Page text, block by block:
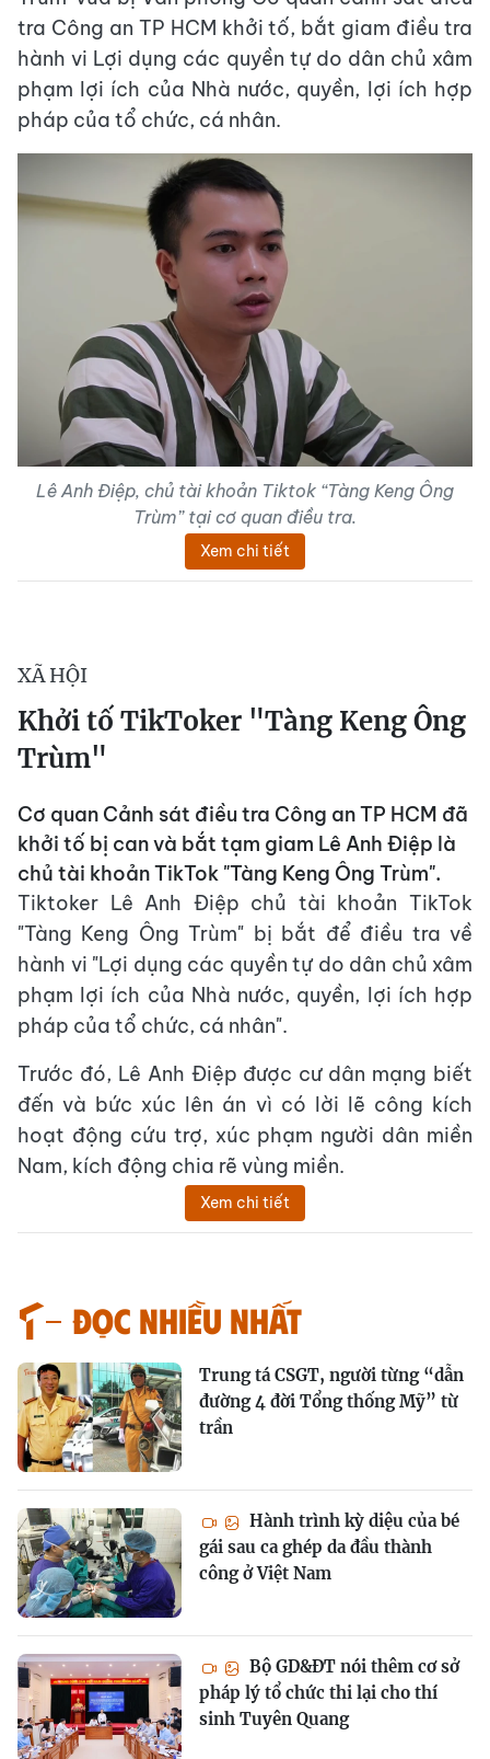
tra Công an TP HCM khởi tố, bắt giam điều tra
hành vi Lợi dụng các quyền tự do dân chủ xâm
phạm lợi ích của Nhà nước, quyền, lợi ích hợp
pháp của tổ chức, cá nhân.
Lê Anh Điệp, chủ tài khoản Tiktok “Tàng Keng Ông
Trùm” tại cơ quan điều tra.
Xem chi tiết
XÃ HỘI
Khởi tố TikToker "Tàng Keng Ông
Trùm"
Cơ quan Cảnh sát điều tra Công an TP HCM đã
khởi tố bị can và bắt tạm giam Lê Anh Điệp là
chủ tài khoản TikTok "Tàng Keng Ông Trùm".
Tiktoker Lê Anh Điệp chủ tài khoản TikTok
"Tàng Keng Ông Trùm" bị bắt để điều tra về
hành vi "Lợi dụng các quyền tự do dân chủ xâm
phạm lợi ích của Nhà nước, quyền, lợi ích hợp
pháp của tổ chức, cá nhân".
Trước đó, Lê Anh Điệp được cư dân mạng biết
đến và bức xúc lên án vì có lời lẽ công kích
hoạt động cứu trợ, xúc phạm người dân miền
Nam, kích động chia rẽ vùng miền.
Xem chi tiết
Đọc nhiều nhất
Trung tá CSGT, người từng “dẫn
đường 4 đời Tổng thống Mỹ” từ
trần
Hành trình kỳ diệu của bé
gái sau ca ghép da đầu thành
công ở Việt Nam
Bộ GD&ĐT nói thêm cơ sở
pháp lý tổ chức thi lại cho thí
sinh Tuyên Quang